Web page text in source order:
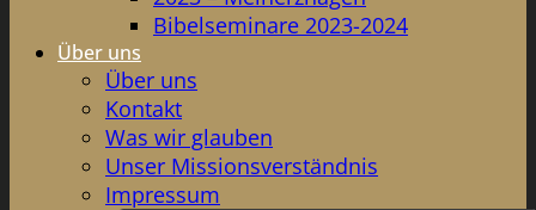
Bibelseminare 2023-2024
Über uns
Über uns
Kontakt
Was wir glauben
Unser Missionsverständnis
Impressum